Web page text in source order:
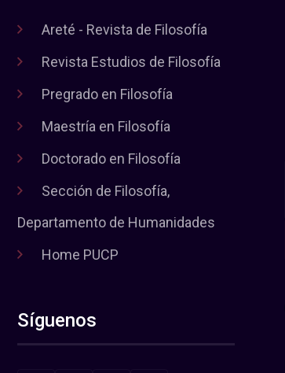
Areté - Revista de Filosofía
Revista Estudios de Filosofía
Pregrado en Filosofía
Maestría en Filosofía
Doctorado en Filosofía
Sección de Filosofía,
Departamento de Humanidades
Home PUCP
Síguenos